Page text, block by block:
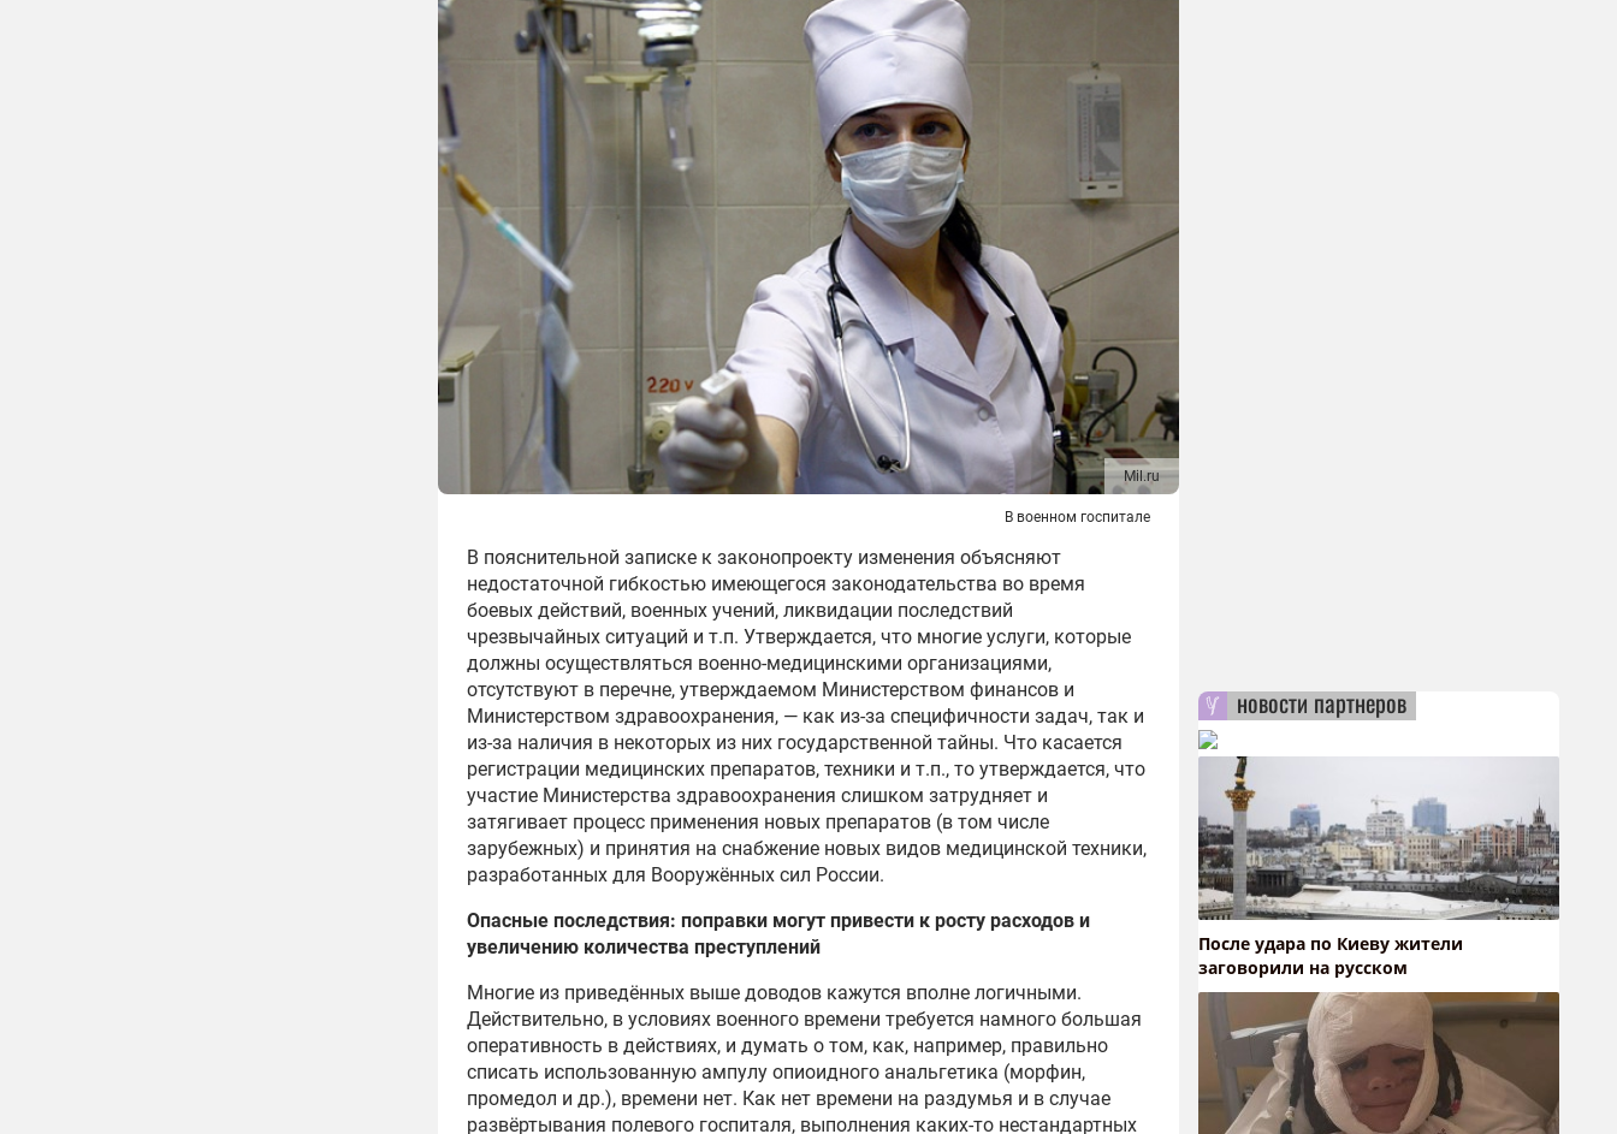
Mil.ru
В военном госпитале
В пояснительной записке к законопроекту изменения объясняют
недостаточной гибкостью имеющегося законодательства во время
боевых действий, военных учений, ликвидации последствий
чрезвычайных ситуаций и т.п. Утверждается, что многие услуги, которые
должны осуществляться военно-медицинскими организациями,
отсутствуют в перечне, утверждаемом Министерством финансов и
Министерством здравоохранения, — как из-за специфичности задач, так и
из-за наличия в некоторых из них государственной тайны. Что касается
регистрации медицинских препаратов, техники и т.п., то утверждается, что
участие Министерства здравоохранения слишком затрудняет и
затягивает процесс применения новых препаратов (в том числе
зарубежных) и принятия на снабжение новых видов медицинской техники,
разработанных для Вооружённых сил России.
Опасные последствия: поправки могут привести к росту расходов и
увеличению количества преступлений
Многие из приведённых выше доводов кажутся вполне логичными.
Действительно, в условиях военного времени требуется намного большая
оперативность в действиях, и думать о том, как, например, правильно
списать использованную ампулу опиоидного анальгетика (морфин,
промедол и др.), времени нет. Как нет времени на раздумья и в случае
развёртывания полевого госпиталя, выполнения каких-то нестандартных
новости партнеров
После удара по Киеву жители
заговорили на русском